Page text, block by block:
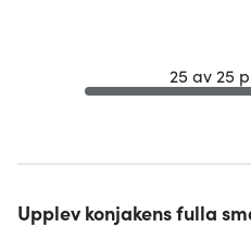
25 av 25
Upplev konjakens fulla